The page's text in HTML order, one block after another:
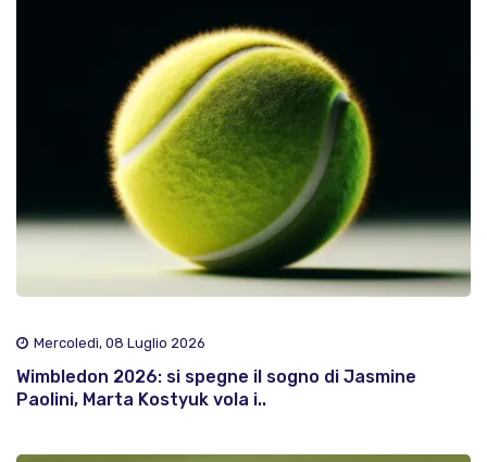
Mercoledì, 08 Luglio 2026
Wimbledon 2026: si spegne il sogno di Jasmine
Paolini, Marta Kostyuk vola i..